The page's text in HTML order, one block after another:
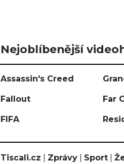
Nejoblíbenější
Assassin's Creed
Fallout Far
FIFA
Tiscali.cz Zprávy Sport